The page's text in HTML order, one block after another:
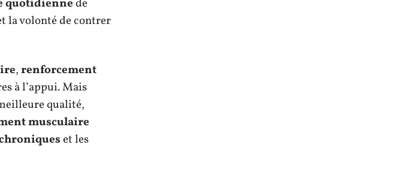
quotidiennede
la volonté de contrer
,renforcement
à l’appui. Mais
qualité,
musculaire
et les